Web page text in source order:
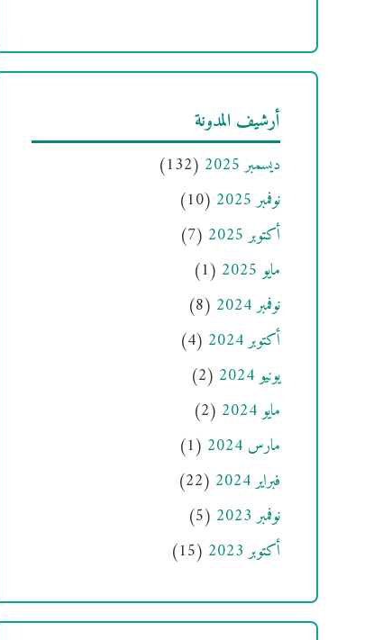
أرشيف المدونة
ديسمبر 2025
(132)
نوفمبر 2025
(10)
أكتوبر 2025
(7)
مايو 2025
(1)
نوفمبر 2024
(8)
أكتوبر 2024
(4)
يونيو 2024
(2)
مايو 2024
(2)
مارس 2024
(1)
فبراير 2024
(22)
نوفمبر 2023
(5)
أكتوبر 2023
(15)